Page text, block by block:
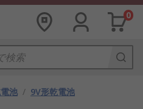
0
池 / 9V形乾電池